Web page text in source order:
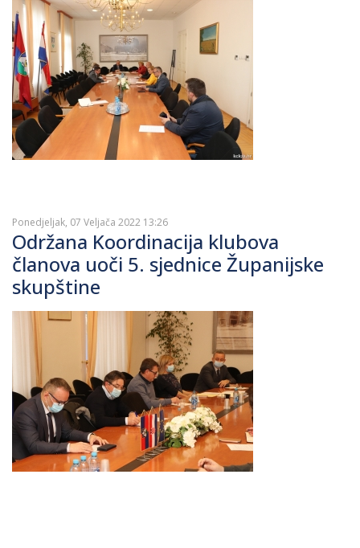
Ponedjeljak, 07 Veljača 2022 13:26
Održana Koordinacija klubova
članova uoči 5. sjednice Županijske
skupštine